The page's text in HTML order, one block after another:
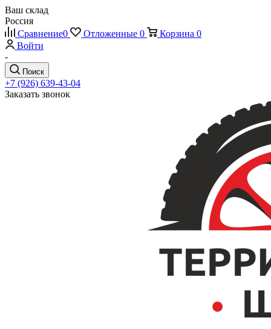
Ваш склад
Россия
Сравнение0 Отложенные 0 Корзина 0
Войти
-
Поиск
+7 (926) 639-43-04
Заказать звонок